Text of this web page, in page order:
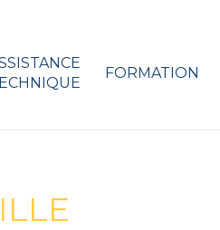
FORMATION